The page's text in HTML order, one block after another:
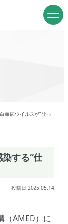
白血病ウイルスが“ひっ
する“仕
投稿日:2025.05.14
（AMED）に